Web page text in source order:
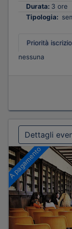
Durata: 3 ore
Tipologia:
Priorità
nessuna
Dettagli
A pagamento